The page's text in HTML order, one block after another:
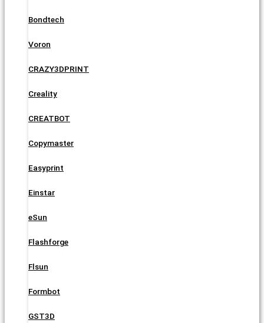
Bondtech
Voron
CRAZY3DPRINT
Creality
CREATBOT
Copymaster
Easyprint
Einstar
eSun
Flashforge
Flsun
Formbot
GST3D